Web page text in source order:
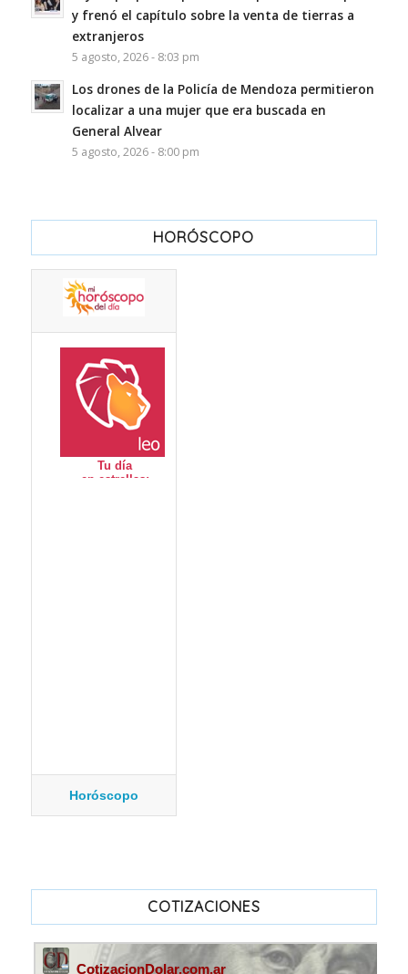
y frenó el capítulo sobre la venta de tierras a
extranjeros
5 agosto, 2026 - 8:03 pm
Los drones de la Policía de Mendoza permitieron
localizar a una mujer que era buscada en
General Alvear
5 agosto, 2026 - 8:00 pm
HORÓSCOPO
Horóscopo
COTIZACIONES